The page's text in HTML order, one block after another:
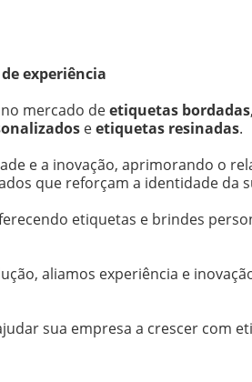
experiência
mercado de etiquetas bordadas,
e etiquetas resinadas.
e a inovação, aprimorando o
que reforçam a identidade da
etiquetas e brindes
aliamos experiência e
sua empresa a crescer com